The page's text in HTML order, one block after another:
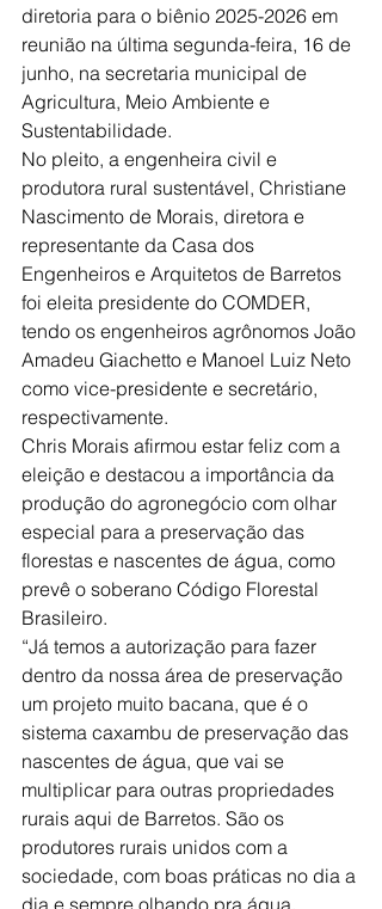
diretoria para o biênio 2025-2026 em
reunião na última segunda-feira, 16 de
junho, na secretaria municipal de
Agricultura, Meio Ambiente e
Sustentabilidade.
No pleito, a engenheira civil e
produtora rural sustentável, Christiane
Nascimento de Morais, diretora e
representante da Casa dos
Engenheiros e Arquitetos de Barretos
foi eleita presidente do COMDER,
tendo os engenheiros agrônomos João
Amadeu Giachetto e Manoel Luiz Neto
como vice-presidente e secretário,
respectivamente.
Chris Morais afirmou estar feliz com a
eleição e destacou a importância da
produção do agronegócio com olhar
especial para a preservação das
florestas e nascentes de água, como
prevê o soberano Código Florestal
Brasileiro.
“Já temos a autorização para fazer
dentro da nossa área de preservação
um projeto muito bacana, que é o
sistema caxambu de preservação das
nascentes de água, que vai se
multiplicar para outras propriedades
rurais aqui de Barretos. São os
produtores rurais unidos com a
sociedade, com boas práticas no dia a
dia e sempre olhando pra água,